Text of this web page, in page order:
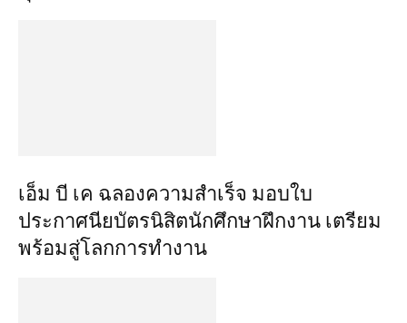
เอ็ม บี เค ฉลองความสำเร็จ มอบใบ
ประกาศนียบัตรนิสิตนักศึกษาฝึกงาน เตรียม
พร้อมสู่โลกการทำงาน